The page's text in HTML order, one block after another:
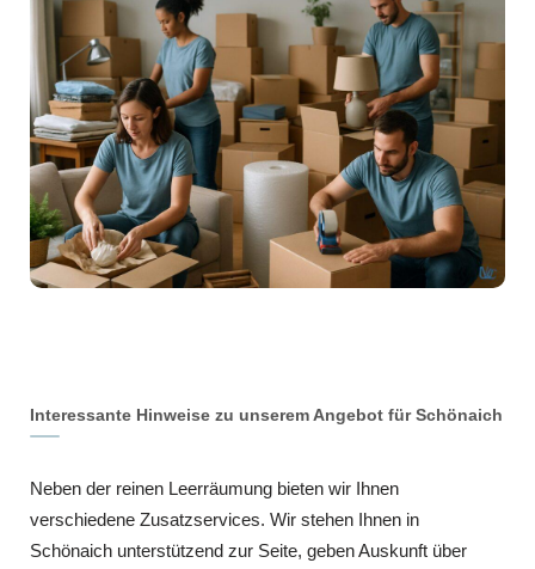
Interessante Hinweise zu unserem Angebot für Schönaich
Neben der reinen Leerräumung bieten wir Ihnen
verschiedene Zusatzservices. Wir stehen Ihnen in
Schönaich unterstützend zur Seite, geben Auskunft über